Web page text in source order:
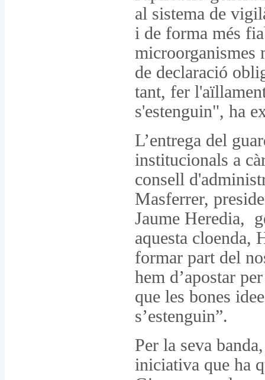
al sistema de
i de forma més
microorganismes
de declaració
tant, fer
s'estenguin", ha
L’entrega del
institucionals a
consell
Masferrer,
Jaume Heredia,
aquesta cloenda,
formar part del
hem d’apostar
que les bones
s’estenguin”.
Per la seva
iniciativa que ha